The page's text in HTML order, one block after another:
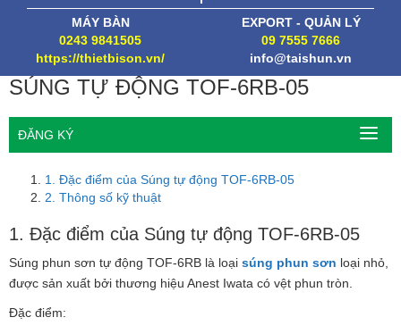
MÁY BÀN
0243 9841505
https://thietbison.vn/
EXPORT - QUẢN LÝ
09 7555 7666
info@taishun.vn
SÚNG TỰ ĐỘNG TOF-6RB-05
ĐĂNG KÝ
1. Đặc điểm của Súng tự động TOF-6RB-05
2. Thông số kỹ thuật
1. Đặc điểm của Súng tự động TOF-6RB-05
Súng phun sơn tự động TOF-6RB là loại súng phun sơn loại nhỏ,
được sản xuất bởi thương hiệu Anest Iwata có vệt phun tròn.
Đặc điểm: